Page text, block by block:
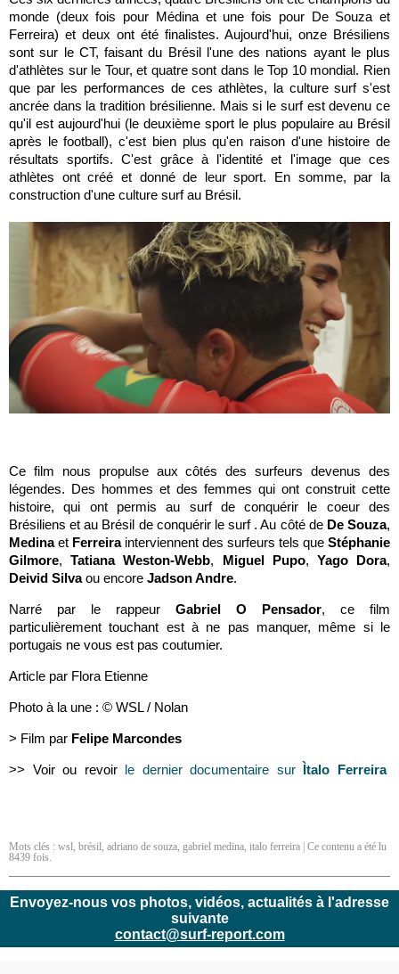
monde (deux fois pour Médina et une fois pour De Souza et
Ferreira) et deux ont été finalistes. Aujourd'hui, onze Brésiliens
sont sur le CT, faisant du Brésil l'une des nations ayant le plus
d'athlètes sur le Tour, et quatre sont dans le Top 10 mondial. Rien
que par les performances de ces athlètes, la culture surf s'est
ancrée dans la tradition brésilienne. Mais si le surf est devenu ce
qu'il est aujourd'hui (le deuxième sport le plus populaire au Brésil
après le football), c'est bien plus qu'en raison d'une histoire de
résultats sportifs. C'est grâce à l'identité et l'image que ces
athlètes ont créé et donné de leur sport. En somme, par la
construction d'une culture surf au Brésil.
Ce film nous propulse aux côtés des surfeurs devenus des
légendes. Des hommes et des femmes qui ont construit cette
histoire, qui ont permis au surf de conquérir le coeur des
Brésiliens et au Brésil de conquérir le surf . Au côté de De Souza,
Medinaet Ferreirainterviennent des surfeurs tels que Stéphanie
Gilmore,Tatiana Weston-Webb, Miguel Pupo, Yago Dora,
Deivid Silvaou encore Jadson Andre.
Narré par le rappeur Gabriel O Pensador, ce film
particulièrement touchant est à ne pas manquer, même si le
portugais ne vous est pas coutumier.
Article par Flora Etienne
Photo à la une : © WSL / Nolan
> Film par Felipe Marcondes
>> Voir ou revoir le dernier documentaire sur Ìtalo Ferreira
Mots clés : wsl, brésil, adriano de souza, gabriel medina, italo ferreira | Ce contenu a été lu
8439 fois.
Envoyez-nous vos photos, vidéos, actualités à l'adresse
suivante
contact@surf-report.com